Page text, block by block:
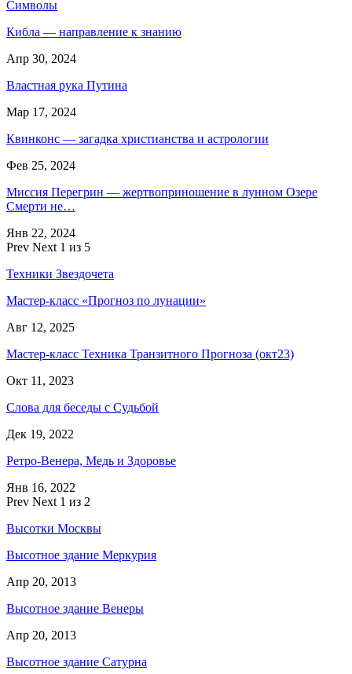
Символы
Кибла — направление к знанию
Апр 30, 2024
Властная рука Путина
Мар 17, 2024
Квинконс — загадка христианства и астрологии
Фев 25, 2024
Миссия Перегрин — жертвоприношение в лунном Озере
Смерти не…
Янв 22, 2024
Prev Next 1 из 5
Техники Звездочета
Мастер-класс «Прогноз по лунации»
Авг 12, 2025
Мастер-класс Техника Транзитного Прогноза (окт23)
Окт 11, 2023
Слова для беседы с Судьбой
Дек 19, 2022
Ретро-Венера, Медь и Здоровье
Янв 16, 2022
Prev Next 1 из 2
Высотки Москвы
Высотное здание Меркурия
Апр 20, 2013
Высотное здание Венеры
Апр 20, 2013
Высотное здание Сатурна